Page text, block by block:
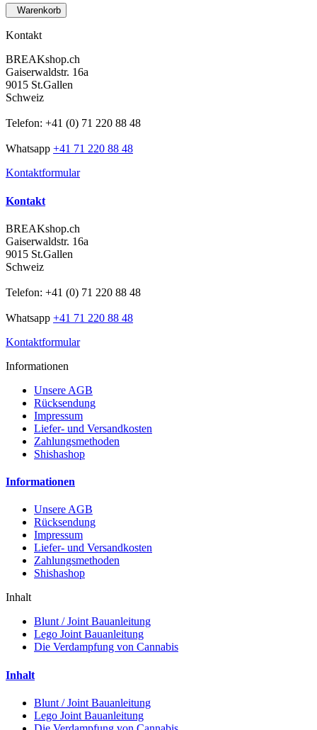
Warenkorb
Kontakt
BREAKshop.ch
Gaiserwaldstr. 16a
9015 St.Gallen
Schweiz
Telefon: +41 (0) 71 220 88 48
Whatsapp +41 71 220 88 48
Kontaktformular
Kontakt
BREAKshop.ch
Gaiserwaldstr. 16a
9015 St.Gallen
Schweiz
Telefon: +41 (0) 71 220 88 48
Whatsapp +41 71 220 88 48
Kontaktformular
Informationen
Unsere AGB
Rücksendung
Impressum
Liefer- und Versandkosten
Zahlungsmethoden
Shishashop
Informationen
Unsere AGB
Rücksendung
Impressum
Liefer- und Versandkosten
Zahlungsmethoden
Shishashop
Inhalt
Blunt / Joint Bauanleitung
Lego Joint Bauanleitung
Die Verdampfung von Cannabis
Inhalt
Blunt / Joint Bauanleitung
Lego Joint Bauanleitung